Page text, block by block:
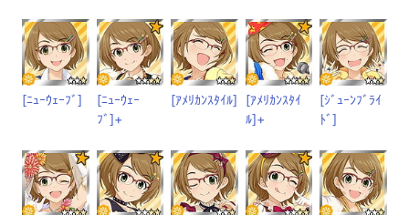
[ﾆｭｰｳｪｰﾌﾞ]
[ﾆｭｰｳｪｰ
ﾌﾞ]+
[ｱﾒﾘｶﾝｽﾀｲﾙ]
[ｱﾒﾘｶﾝｽﾀｲ
ﾙ]+
[ｼﾞｭｰﾝﾌﾞﾗｲ
ﾄﾞ]